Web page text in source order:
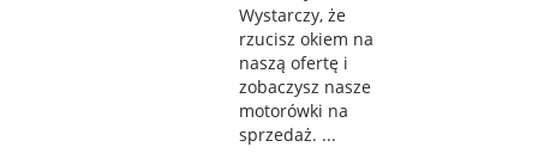
Wystarczy, że
rzucisz okiem na
naszą ofertę i
zobaczysz nasze
motorówki na
sprzedaż. ...